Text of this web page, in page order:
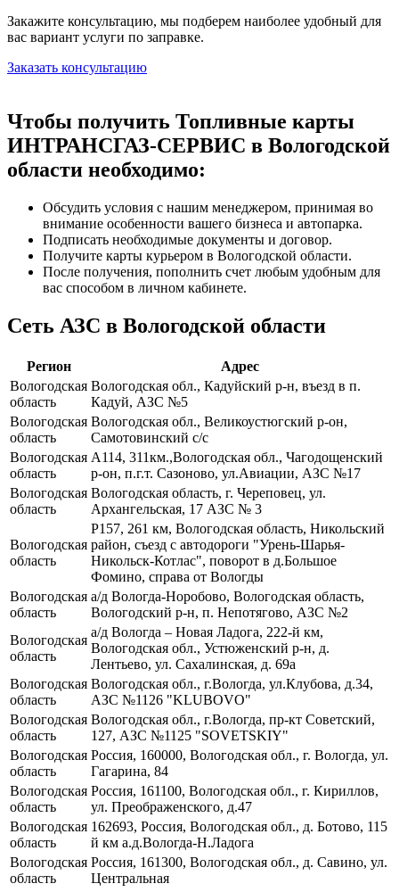
Закажите консультацию, мы подберем наиболее удобный для
вас вариант услуги по заправке.
Заказать консультацию
Чтобы получить Топливные карты
ИНТРАНСГАЗ-СЕРВИС в Вологодской
области необходимо:
Обсудить условия с нашим менеджером, принимая во
внимание особенности вашего бизнеса и автопарка.
Подписать необходимые документы и договор.
Получите карты курьером в Вологодской области.
После получения, пополнить счет любым удобным для
вас способом в личном кабинете.
Сеть АЗС в Вологодской области
Регион
Адрес
Вологодская
область
Вологодская обл., Кадуйский р-н, въезд в п.
Кадуй, АЗС №5
Вологодская
область
Вологодская обл., Великоустюгский р-он,
Самотовинский с/с
Вологодская
область
А114, 311км.,Вологодская обл., Чагодощенский
р-он, п.г.т. Сазоново, ул.Авиации, АЗС №17
Вологодская
область
Вологодская область, г. Череповец, ул.
Архангельская, 17 АЗС № 3
Вологодская
область
Р157, 261 км, Вологодская область, Никольский
район, съезд с автодороги "Урень-Шарья-
Никольск-Котлас", поворот в д.Большое
Фомино, справа от Вологды
Вологодская
область
а/д Вологда-Норобово, Вологодская область,
Вологодский р-н, п. Непотягово, АЗС №2
Вологодская
область
а/д Вологда – Новая Ладога, 222-й км,
Вологодская обл., Устюженский р-н, д.
Лентьево, ул. Сахалинская, д. 69а
Вологодская
область
Вологодская обл., г.Вологда, ул.Клубова, д.34,
АЗС №1126 "KLUBOVO"
Вологодская
область
Вологодская обл., г.Вологда, пр-кт Советский,
127, АЗС №1125 "SOVETSKIY"
Вологодская
область
Россия, 160000, Вологодская обл., г. Вологда, ул.
Гагарина, 84
Вологодская
область
Россия, 161100, Вологодская обл., г. Кириллов,
ул. Преображенского, д.47
Вологодская
область
162693, Россия, Вологодская обл., д. Ботово, 115
й км а.д.Вологда-Н.Ладога
Вологодская
область
Россия, 161300, Вологодская обл., д. Савино, ул.
Центральная